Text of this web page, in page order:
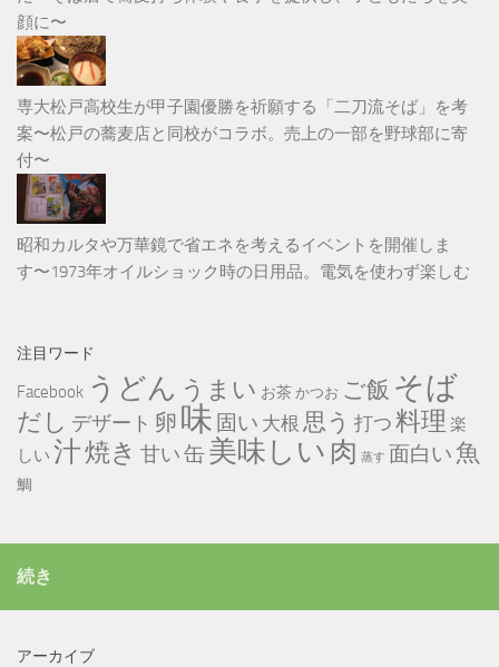
顔に〜
専大松戸高校生が甲子園優勝を祈願する「二刀流そば」を考
案〜松戸の蕎麦店と同校がコラボ。売上の一部を野球部に寄
付〜
昭和カルタや万華鏡で省エネを考えるイベントを開催しま
す〜1973年オイルショック時の日用品。電気を使わず楽しむ
注目ワード
Facebook うどん うまい お茶 かつお ご飯 そば
だし デザート 卵 味 固い 大根 思う 打つ 料理 楽
しい 汁焼き 甘い缶美味しい 肉 蒸す 面白い 魚
鯛
続き
アーカイブ